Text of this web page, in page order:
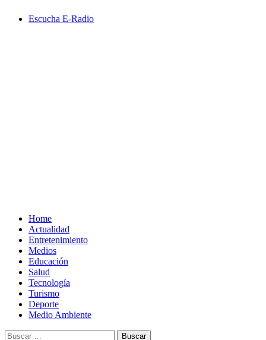
Escucha E-Radio
Home
Actualidad
Entretenimiento
Medios
Educación
Salud
Tecnología
Turismo
Deporte
Medio Ambiente
Buscar: